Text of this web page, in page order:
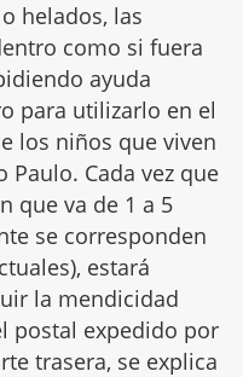
helados, las
como si fuera
ayuda
para utilizarlo en el
los niños que viven
Paulo. Cada vez que
que va de 1 a 5
se corresponden
estará
la mendicidad
postal expedido por
trasera, se explica